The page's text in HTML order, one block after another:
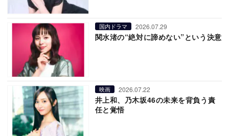
国内ドラマ 2026.07.29
関水渚の“絶対に諦めない”という決意
映画 2026.07.22
井上和、乃木坂46の未来を背負う責
任と覚悟